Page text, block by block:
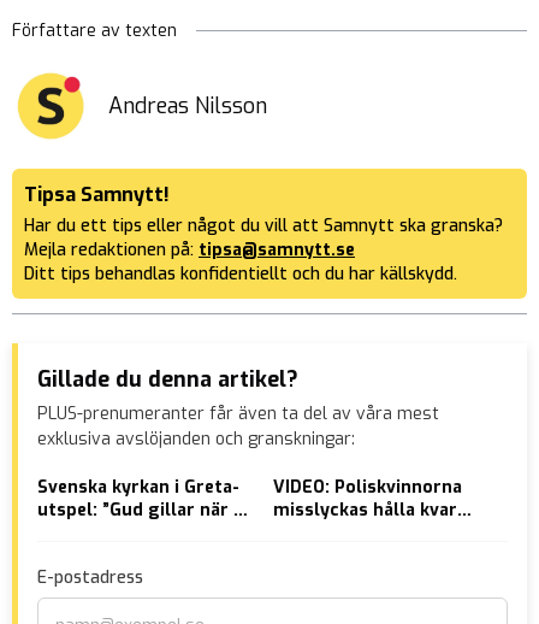
Författare av texten
Andreas Nilsson
Tipsa Samnytt!
Har du ett tips eller något du vill att Samnytt ska granska?
Mejla redaktionen på: tipsa@samnytt.se
Ditt tips behandlas konfidentiellt och du har källskydd.
Gillade du denna artikel?
PLUS-prenumeranter får även ta del av våra mest
exklusiva avslöjanden och granskningar:
Svenska kyrkan i Greta-
utspel: ”Gud gillar när vi
VIDEO: Poliskvinnorna
misslyckas hålla kvar
E-postadress